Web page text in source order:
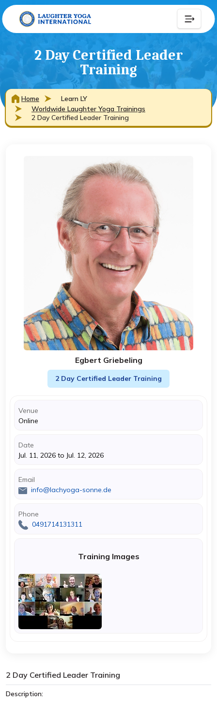
2 Day Certified Leader
Training
Home
Learn LY
Worldwide Laughter Yoga Trainings
2 Day Certified Leader Training
Egbert Griebeling
2 Day Certified Leader Training
Venue
Online
Date
Jul. 11, 2026 to Jul. 12, 2026
Email
info@lachyoga-sonne.de
Phone
0491714131311
Training Images
2 Day Certified Leader Training
Description: